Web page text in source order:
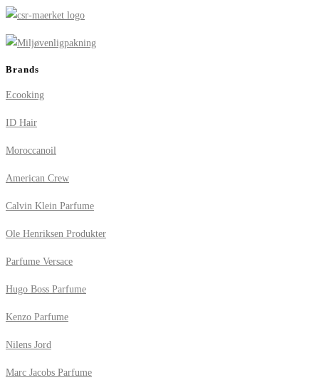
Brands
Ecooking
ID Hair
Moroccanoil
American Crew
Calvin Klein Parfume
Ole Henriksen Produkter
Parfume Versace
Hugo Boss Parfume
Kenzo Parfume
Nilens Jord
Marc Jacobs Parfume